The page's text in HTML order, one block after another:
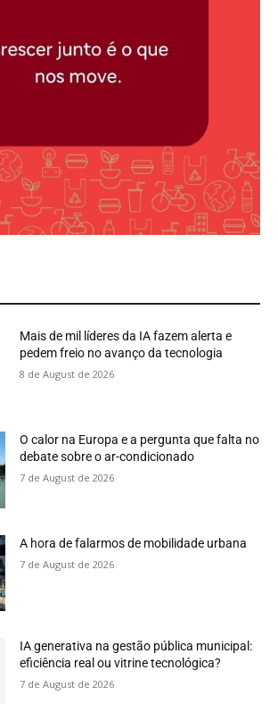
Mais de mil líderes da IA fazem alerta e
pedem freio no avanço da tecnologia
8 de August de 2026
O calor na Europa e a pergunta que falta no
debate sobre o ar-condicionado
7 de August de 2026
A hora de falarmos de mobilidade urbana
7 de August de 2026
IA generativa na gestão pública municipal:
eficiência real ou vitrine tecnológica?
7 de August de 2026